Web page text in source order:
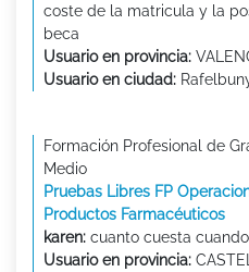
coste de la matricula y la
beca
Usuario en provincia:
Usuario en ciudad:
Formación Profesional de
Medio
Pruebas Libres FP
Productos Farmacéuticos
karen: cuanto cuesta
Usuario en provincia: